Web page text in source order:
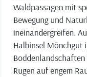
Waldpassagen mit
Bewegung und
ineinandergreifen.
Halbinsel Mönchgut
Rügen auf engem